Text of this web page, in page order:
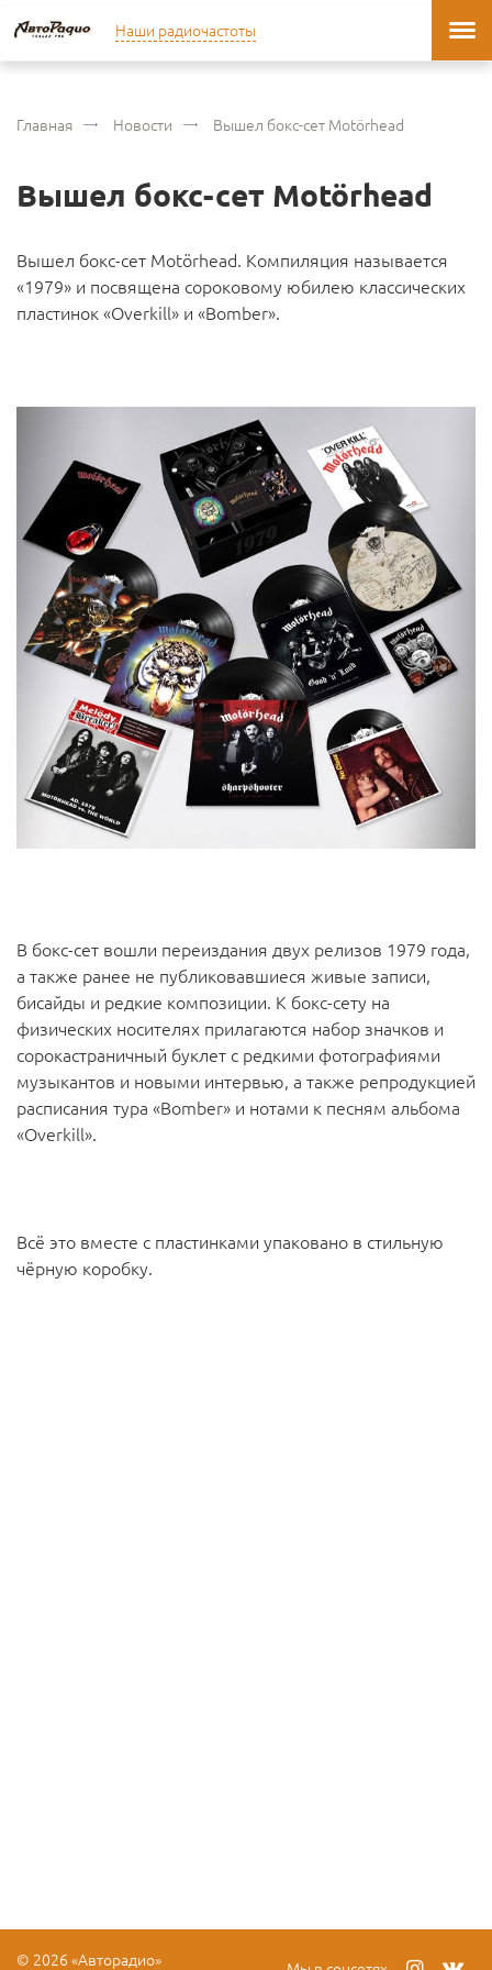
Наши радиочастоты
Главная Новости Вышел бокс-сет Motörhead
Вышел бокс-сет Motörhead
Вышел бокс-сет Motörhead. Компиляция называется
«1979» и посвящена сороковому юбилею классических
пластинок «Overkill» и «Bomber».
В бокс-сет вошли переиздания двух релизов 1979 года,
а также ранее не публиковавшиеся живые записи,
бисайды и редкие композиции. К бокс-сету на
физических носителях прилагаются набор значков и
сорокастраничный буклет с редкими фотографиями
музыкантов и новыми интервью, а также репродукцией
расписания тура «Bomber» и нотами к песням альбома
«Overkill».
Всё это вместе с пластинками упаковано в стильную
чёрную коробку.
© 2026 «Авторадио»